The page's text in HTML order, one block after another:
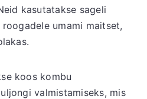
kasutatakse sageli
umami maitset,
koos kombu
valmistamiseks, mis